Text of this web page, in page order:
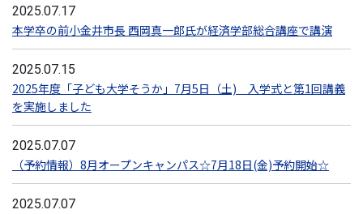
2025.07.17
本学卒の前小金井市長 西岡真一郎氏が経済学部総合講座で講演
2025.07.15
2025年度「子ども大学そうか」7月5日（土) 入学式と第1回講義
を実施しました
2025.07.07
（予約情報）8月オープンキャンパス☆7月18日(金)予約開始☆
2025.07.07